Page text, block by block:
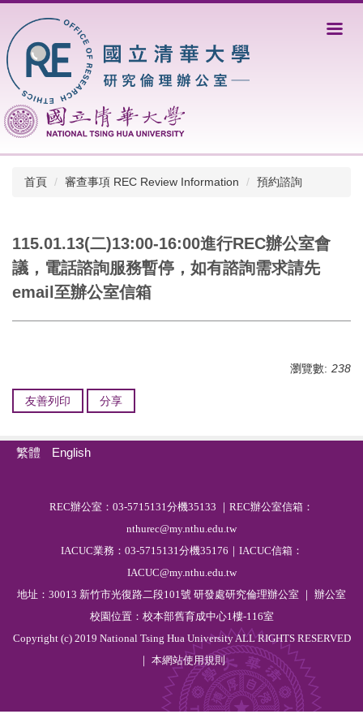
到
主
要
內
區
首頁 審查事項 REC Review Information 預約諮詢
115.01.13(二)13:00-16:00進行REC辦公室會
議，電話諮詢服務暫停，如有諮詢需求請先
email至辦公室信箱
瀏覽數: 238
友善列印 分享
繁體 English
REC辦公室：03-5715131分機35133 ｜REC辦公室信箱：
nthurec@my.nthu.edu.tw
IACUC業務：03-5715131分機35176｜IACUC信箱：
IACUC@my.nthu.edu.tw
地址：30013 新竹市光復路二段101號 研發處研究倫理辦公室 ｜ 辦公室
校園位置：校本部舊育成中心1樓-116室
Copyright (c) 2019 National Tsing Hua University ALL RIGHTS RESERVED
｜ 本網站使用規則